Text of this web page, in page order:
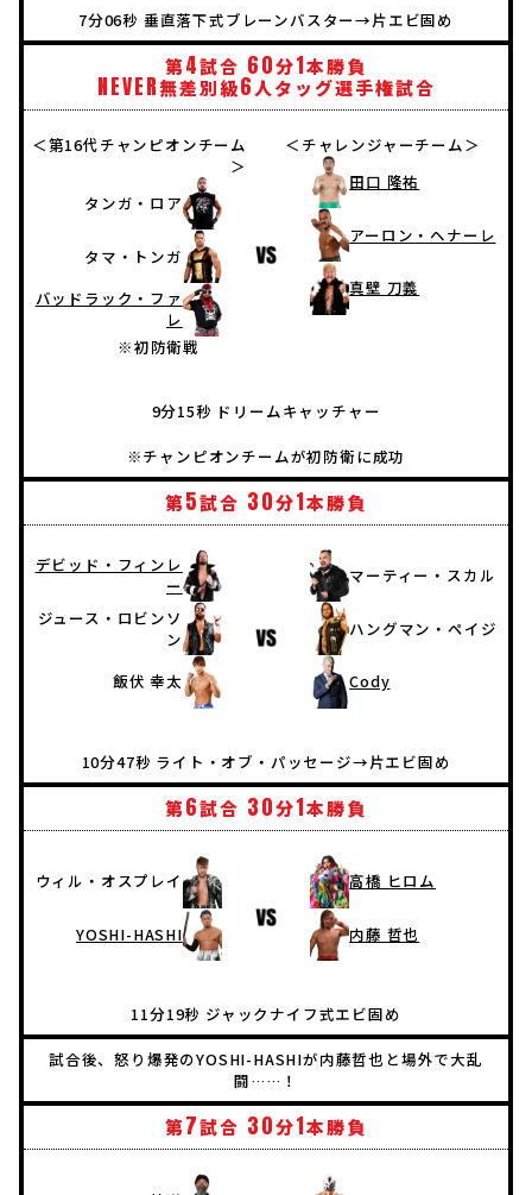
7分06秒 垂直落下式ブレーンバスター→片エビ固め
第4試合 60分1本勝負
NEVER無差別級6人タッグ選手権試合
＜第16代チャンピオンチーム
＞
タンガ・ロア
タマ・トンガ
バッドラック・ファ
レ
※初防衛戦
＜チャレンジャーチーム＞
田口 隆祐
アーロン・ヘナーレ
真壁 刀義
9分15秒 ドリームキャッチャー
※チャンピオンチームが初防衛に成功
第5試合 30分1本勝負
デビッド・フィンレ
ー
ジュース・ロビンソ
ン
飯伏 幸太
マーティー・スカル
ハングマン・ペイジ
Cody
10分47秒 ライト・オブ・パッセージ→片エビ固め
第6試合 30分1本勝負
ウィル・オスプレイ
YOSHI-HASHI
高橋 ヒロム
内藤 哲也
11分19秒 ジャックナイフ式エビ固め
試合後、怒り爆発のYOSHI-HASHIが内藤哲也と場外で大乱
闘……！
第7試合 30分1本勝負